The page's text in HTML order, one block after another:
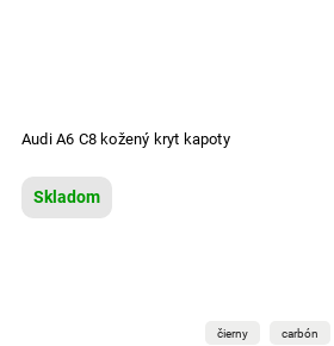
Audi A6 C8 kožený kryt kapoty
Skladom
čierny carbón